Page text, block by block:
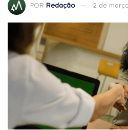
POR Redação 2 de